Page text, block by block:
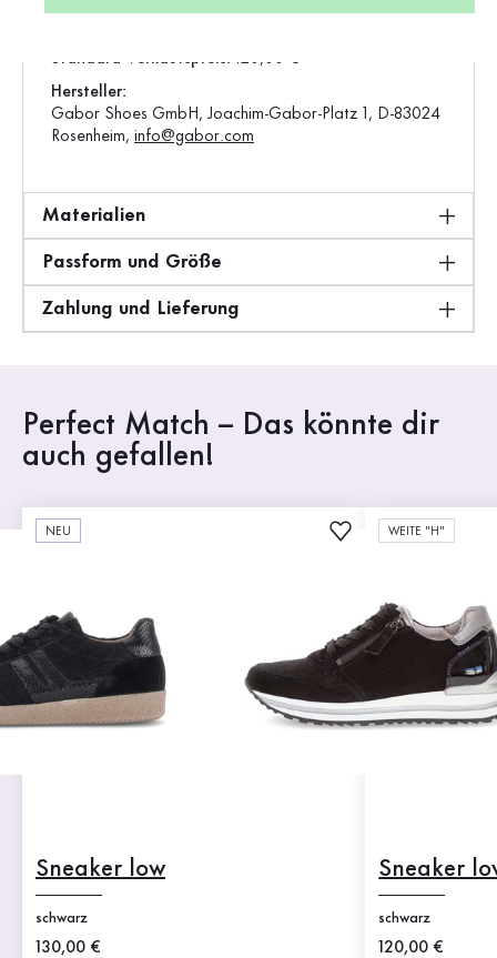
Standard-Verkaufspreis: 120,00 €
Hersteller:
Gabor Shoes GmbH, Joachim-Gabor-Platz 1, D-83024
Rosenheim, info@gabor.com
Materialien
Passform und Größe
Zahlung und Lieferung
Perfect Match – Das könnte dir
auch gefallen!
NEU
Sneaker low
schwarz
Neuer Preis
130,00 €
WEITE "H"
Sneaker
schwarz
Neuer Preis
120,00 €